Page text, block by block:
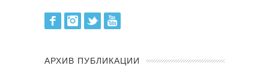
FacebookInstagram
Twitter
АРХИВ ПУБЛИКАЦИИ